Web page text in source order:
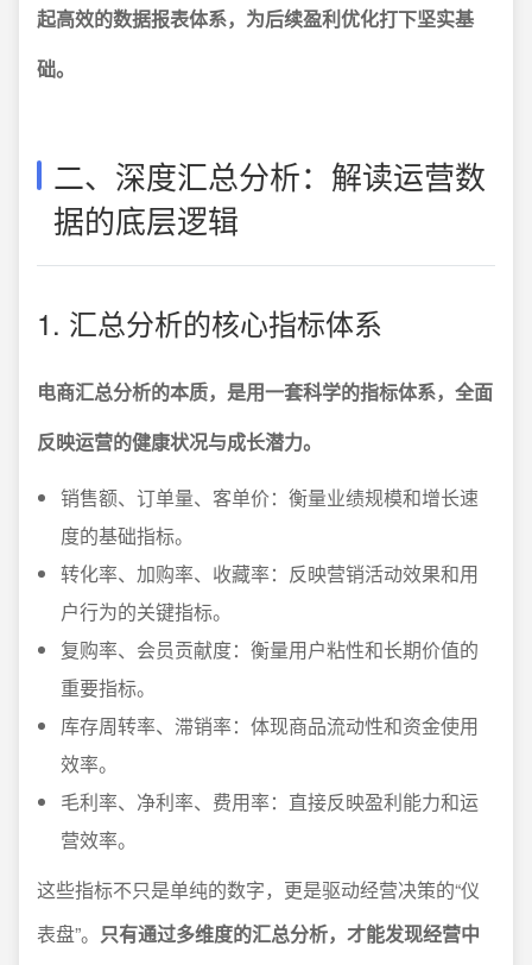
起高效的数据报表体系，为后续盈利优化打下坚实基
础。
二、深度汇总分析：解读运营数
据的底层逻辑
1. 汇总分析的核心指标体系
电商汇总分析的本质，是用一套科学的指标体系，全面
反映运营的健康状况与成长潜力。
销售额、订单量、客单价：衡量业绩规模和增长速
度的基础指标。
转化率、加购率、收藏率：反映营销活动效果和用
户行为的关键指标。
复购率、会员贡献度：衡量用户粘性和长期价值的
重要指标。
库存周转率、滞销率：体现商品流动性和资金使用
效率。
毛利率、净利率、费用率：直接反映盈利能力和运
营效率。
这些指标不只是单纯的数字，更是驱动经营决策的“仪
表盘”。 只有通过多维度的汇总分析，才能发现经营中